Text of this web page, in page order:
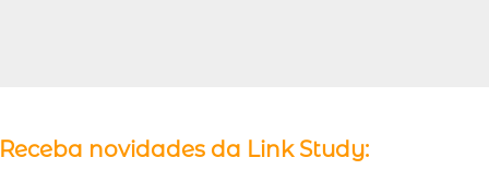
Receba novidades da Link Study: